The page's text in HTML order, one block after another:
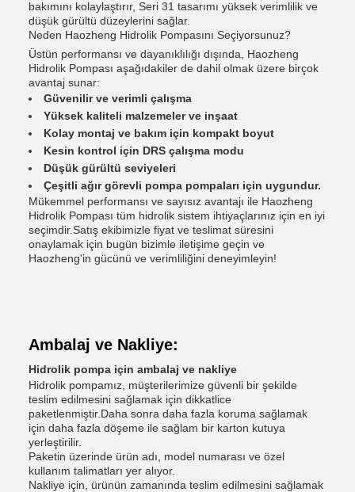
bakımını kolaylaştırır, Seri 31 tasarımı yüksek verimlilik ve
düşük gürültü düzeylerini sağlar.
Neden Haozheng Hidrolik Pompasını Seçiyorsunuz?
Üstün performansı ve dayanıklılığı dışında, Haozheng
Hidrolik Pompası aşağıdakiler de dahil olmak üzere birçok
avantaj sunar:
Güvenilir ve verimli çalışma
Yüksek kaliteli malzemeler ve inşaat
Kolay montaj ve bakım için kompakt boyut
Kesin kontrol için DRS çalışma modu
Düşük gürültü seviyeleri
Çeşitli ağır görevli pompa pompaları için uygundur.
Mükemmel performansı ve sayısız avantajı ile Haozheng
Hidrolik Pompası tüm hidrolik sistem ihtiyaçlarınız için en iyi
seçimdir.Satış ekibimizle fiyat ve teslimat süresini
onaylamak için bugün bizimle iletişime geçin ve
Haozheng'in gücünü ve verimliliğini deneyimleyin!
Ambalaj ve Nakliye:
Hidrolik pompa için ambalaj ve nakliye
Hidrolik pompamız, müşterilerimize güvenli bir şekilde
teslim edilmesini sağlamak için dikkatlice
paketlenmiştir.Daha sonra daha fazla koruma sağlamak
için daha fazla döşeme ile sağlam bir karton kutuya
yerleştirilir.
Paketin üzerinde ürün adı, model numarası ve özel
kullanım talimatları yer alıyor.
Nakliye için, ürünün zamanında teslim edilmesini sağlamak